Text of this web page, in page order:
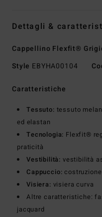
Dettagli &
Cappellino Flexfit®
Style EBYHA00104
Caratteristiche
Tessuto: tessuto
ed elastan
Tecnologia: Flexfit®
praticità
Vestibilità: vestibilità
Cappuccio:
Visiera: visiera curva
Altre caratteristiche:
jacquard